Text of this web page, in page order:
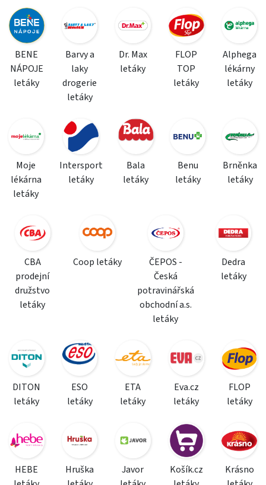
BENE
NÁPOJE
letáky
Barvy a
laky
drogerie
letáky
Dr. Max
letáky
FLOP
TOP
letáky
Alphega
lékárny
letáky
Moje
lékárna
letáky
Intersport
letáky
Bala
letáky
Benu
letáky
Brněnka
letáky
CBA
prodejní
družstvo
letáky
Coop letáky
ČEPOS -
Česká
potravinářská
obchodní a.s.
letáky
Dedra
letáky
DITON
letáky
ESO
letáky
ETA
letáky
Eva.cz
letáky
FLOP
letáky
HEBE
Hruška
Javor
Košík.cz
Krásno